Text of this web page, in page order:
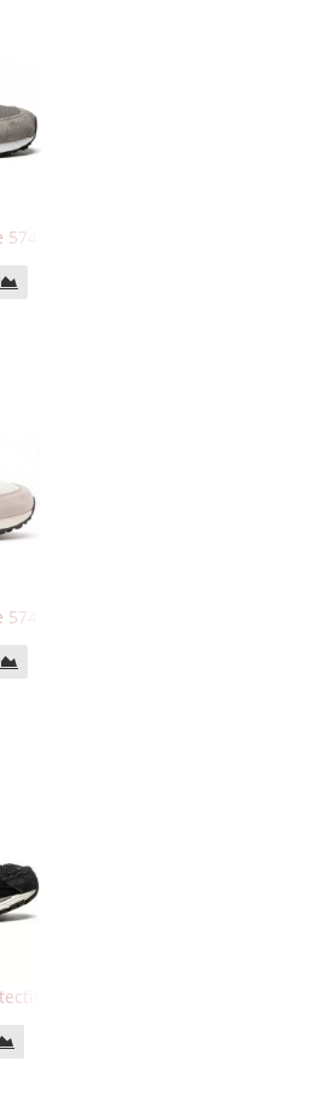
Grey White Silver
Light Grey Pink
Pack Black черные